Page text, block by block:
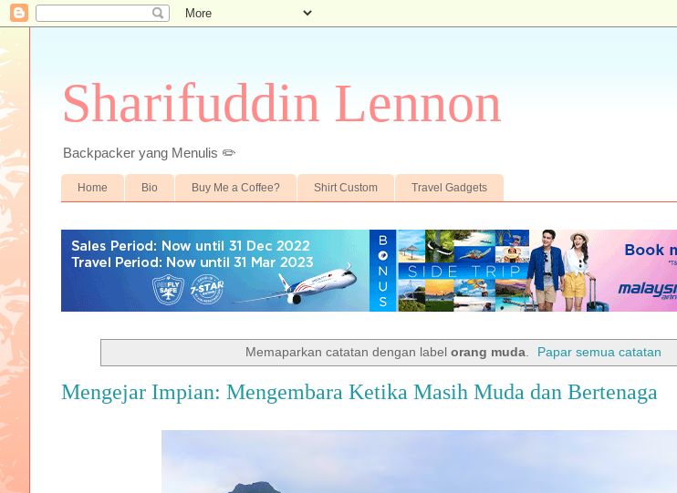
Sharifuddin Lennon
Backpacker yang Menulis ✏️
Home Bio Buy Me a Coffee? Shirt Custom Travel Gadgets
Memaparkan catatan dengan label orang muda. Papar semua catatan
Mengejar Impian: Mengembara Ketika Masih Muda dan Bertenaga